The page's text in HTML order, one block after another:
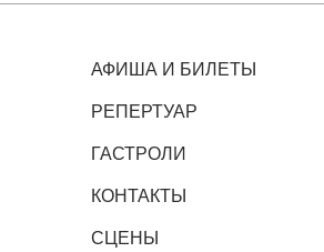
АФИША И БИЛЕТЫ
РЕПЕРТУАР
ГАСТРОЛИ
КОНТАКТЫ
СЦЕНЫ